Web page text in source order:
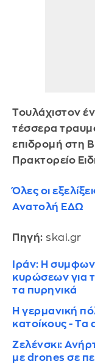
Τουλάχιστον
τέσσερα
επιδρομή στη
Πρακτορείο
Όλες οι
Ανατολή ΕΔΩ
Πηγή: skai.gr
Ιράν: Η
κυρώσεων για
τα πυρηνικά
Η γερμανική
κατοίκους -
Ζελένσκι:
με drones σε